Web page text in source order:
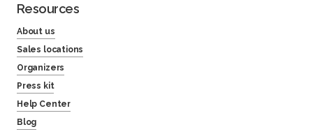
Resources
About us
Sales locations
Organizers
Press kit
Help Center
Blog